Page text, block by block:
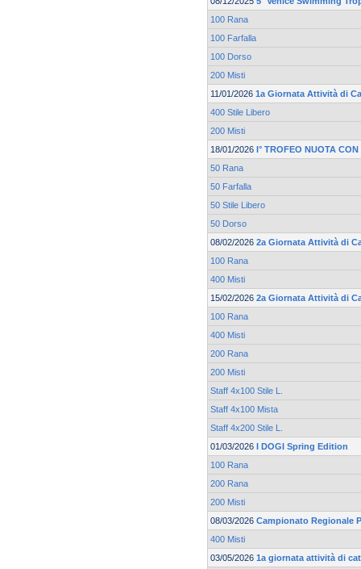
100 Rana
100 Farfalla
100 Dorso
200 Misti
11/01/2026 1a Giornata Attività di
400 Stile Libero
200 Misti
18/01/2026 I° TROFEO NUOTA CON
50 Rana
50 Farfalla
50 Stile Libero
50 Dorso
08/02/2026 2a Giornata Attività di
100 Rana
400 Misti
15/02/2026 2a Giornata Attività di
100 Rana
400 Misti
200 Rana
200 Misti
Staff 4x100 Stile L.
Staff 4x100 Mista
Staff 4x200 Stile L.
01/03/2026 I DOGI Spring Edition
100 Rana
200 Rana
200 Misti
08/03/2026 Campionato Regionale
400 Misti
03/05/2026 1a giornata attività di